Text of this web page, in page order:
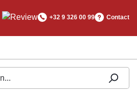
+32 9 326 00 99 Contact